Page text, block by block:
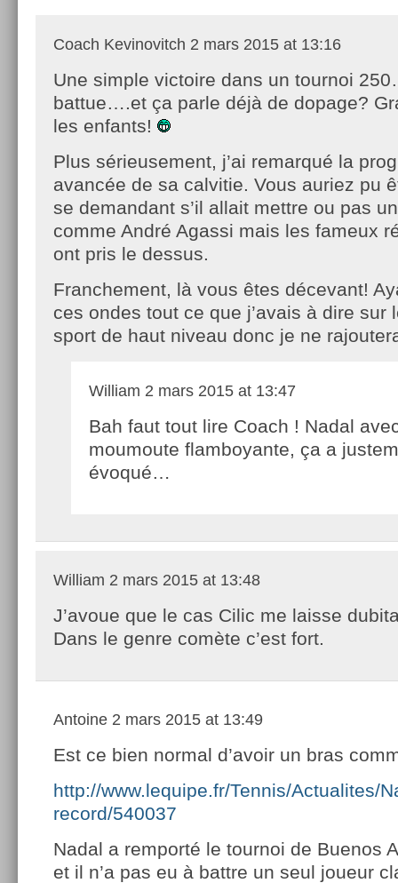
Coach Kevinovitch 2 mars 2015 at 13:16
Une simple victoire dans un tournoi
battue….et ça parle déjà de dopage?
les enfants!
Plus sérieusement, j’ai remarqué la
avancée de sa calvitie. Vous auriez pu
se demandant s’il allait mettre ou pas
comme André Agassi mais les fameux
ont pris le dessus.
Franchement, là vous êtes décevant!
ces ondes tout ce que j’avais à dire sur
sport de haut niveau donc je ne
William 2 mars 2015 at 13:47
Bah faut tout lire Coach ! Nadal
moumoute flamboyante, ça a
évoqué…
William 2 mars 2015 at 13:48
J’avoue que le cas Cilic me laisse
Dans le genre comète c’est fort.
Antoine 2 mars 2015 at 13:49
Est ce bien normal d’avoir un bras
http://www.lequipe.fr/Tennis/Actualites/
record/540037
Nadal a remporté le tournoi de Buenos
et il n’a pas eu à battre un seul joueur